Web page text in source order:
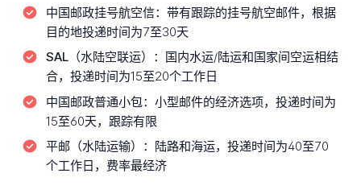
中国邮政挂号航空信： 带有跟踪的挂号航空邮件，根据
目的地投递时间为7至30天
SAL（水陆空联运）：
国内水运/陆运和国家间空运相结
合，投递时间为15至20个工作日
中国邮政普通小包： 小型邮件的经济选项，投递时间为
15至60天，跟踪有限
平邮（水陆运输）：
陆路和海运，投递时间为40至70
个工作日，费率最经济